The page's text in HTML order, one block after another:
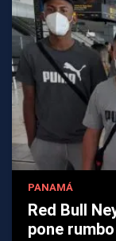
PANAMÁ
Red Bull
pone